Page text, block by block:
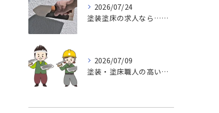
2026/07/24
塗装塗床の求人なら…活躍出来る職場未経験・経験者でも求めております。
2026/07/09
塗装・塗床職人の高い技術力、魅力がいっぱい挑戦しませんか